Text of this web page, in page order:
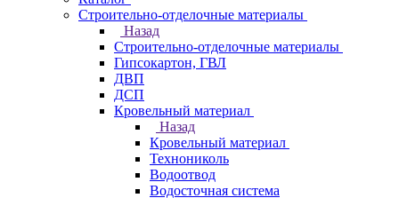
Строительно-отделочные материалы
Назад
Строительно-отделочные материалы
Гипсокартон, ГВЛ
ДВП
ДСП
Кровельный материал
Назад
Кровельный материал
Технониколь
Водоотвод
Водосточная система